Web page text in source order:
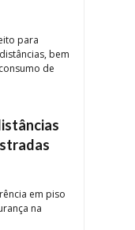
para
bem
de
em piso
na